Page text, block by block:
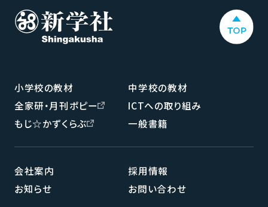
小学校の教材
中学校の教材
全家研・月刊ポピー
ICTへの取り組み
もじ☆かずくらぶ
一般書籍
会社案内
採用情報
お知らせ
お問い合わせ